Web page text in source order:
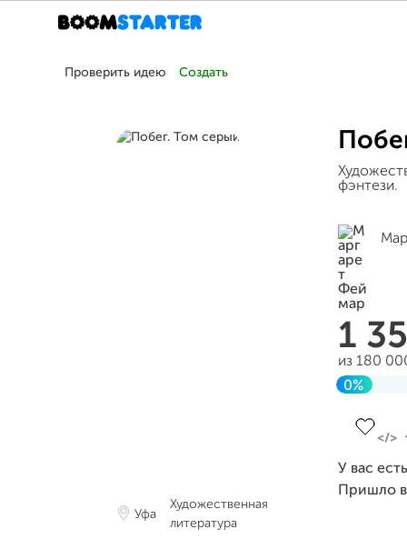
Проверить идею Создать
Уфа
Художественная
литература
фэнтези.
1
из 180
0%
У вас
Пришло